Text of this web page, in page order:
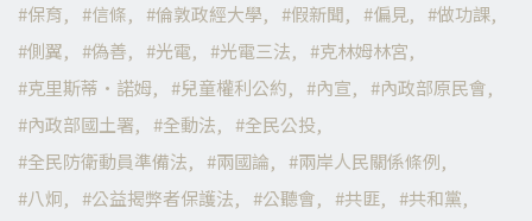
保育
信條 倫敦政經大學 假新聞 偏見
做功課
側翼
偽善 光電 光電三法
克林姆林宮
克里斯蒂·諾姆
兒童權利公約 內宣
內政部原民會
內政部國土署
全動法
全民公投
全民防衛動員準備法
兩國論
兩岸人民關係條例
八炯
公益揭弊者保護法 公聽會 共匪
共和黨